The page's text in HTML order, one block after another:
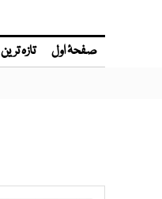
صفحۂ اول تازہ ترین